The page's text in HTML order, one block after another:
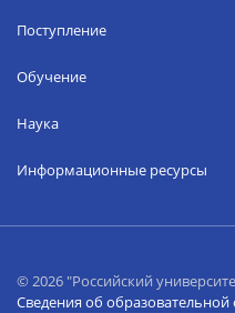
Поступление
Обучение
Наука
Информационные ресурсы
© 2026 "Российский
Сведения об образовательной